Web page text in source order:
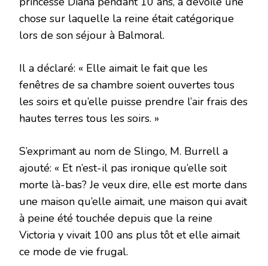
chose sur laquelle la reine était catégorique
lors de son séjour à Balmoral.
Il a déclaré: « Elle aimait le fait que les
fenêtres de sa chambre soient ouvertes tous
les soirs et qu’elle puisse prendre l’air frais des
hautes terres tous les soirs. »
S’exprimant au nom de Slingo, M. Burrell a
ajouté: « Et n’est-il pas ironique qu’elle soit
morte là-bas? Je veux dire, elle est morte dans
une maison qu’elle aimait, une maison qui avait
à peine été touchée depuis que la reine
Victoria y vivait 100 ans plus tôt et elle aimait
ce mode de vie frugal.